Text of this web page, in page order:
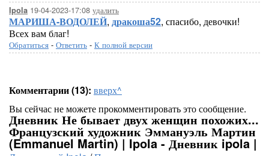
Ipola 19-04-2023-17:08 удалить
МАРИША-ВОДОЛЕЙ, дракоша52, спасибо, девочки!
Всех вам благ!
Обратиться - Ответить - К полной версии
Комментарии (13): вверх^
Вы сейчас не можете прокомментировать это сообщение.
Дневник Не бывает двух женщин похожих...
Французский художник Эммануэль Мартин
(Emmanuel Martin) | Ipola - Дневник ipola |